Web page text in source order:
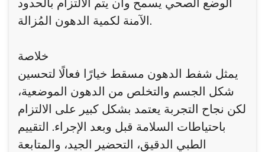
الوضع الصحي يسمح وأن يتم الالتزام بالحدود
الآمنة لكمية الدهون المُزالة.
خلاصة
يمثل شفط الدهون مسقط خيارًا فعالًا لتحسين
شكل الجسم والتخلص من الدهون الموضعية،
لكن نجاح التجربة يعتمد بشكل كبير على الالتزام
باحتياطات السلامة قبل وبعد الإجراء. التقييم
الطبي الدقيق، التحضير الجيد، والمتابعة